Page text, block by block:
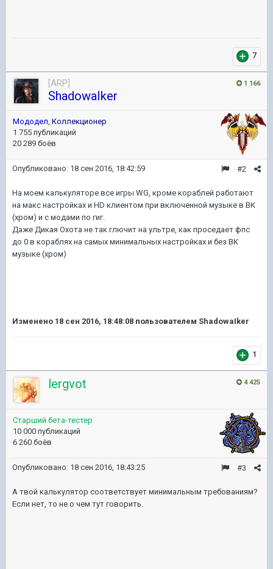
7
1 166
[ARP]
ShadowaIker
Мододел, Коллекционер
1 755 публикаций
20 289 боёв
#2
Опубликовано: 18 сен 2016, 18:42:59
На моем калькуляторе все игры WG, кроме кораблей работают
на макс настройках и HD клиентом при включенной музыке в ВК
(хром) и с модами по гиг.
Даже Дикая Охота не так глючит на ультре, как проседает фпс
до 0 в кораблях на самых минимальных настройках и без ВК
музыке (хром)
Изменено 18 сен 2016, 18:48:08 пользователем ShadowaIker
1
4 425
lergvot
Старший бета-тестер
10 000 публикаций
6 260 боёв
#3
Опубликовано: 18 сен 2016, 18:43:25
А твой калькулятор соответствует минимальным требованиям?
Если нет, то не о чем тут говорить.